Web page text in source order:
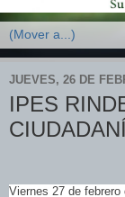
JUEVES, 26 DE
IPES
Viernes 27 de